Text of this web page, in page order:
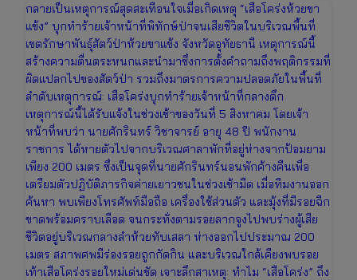
กลายเป็นเหตุการณ์สุดสะเทือนใจเมื่อเกิดเหตุ “เสือโคร่งห้วยขา
แข้ง” บุกทำร้ายเจ้าหน้าที่พิทักษ์ป่าจนเสียชีวิตในบริเวณพื้นที่
เขตรักษาพันธุ์สัตว์ป่าห้วยขาแข้ง จังหวัดอุทัยธานี เหตุการณ์นี้
สร้างความตื่นตระหนกและนำมาซึ่งการตั้งคำถามถึงพฤติกรรมที่
ผิดแปลกไปของสัตว์ป่า รวมถึงมาตรการความปลอดภัยในพื้นที่
ลำดับเหตุการณ์: เสือโคร่งบุกทำร้ายเจ้าหน้าที่กลางดึก
เหตุการณ์นี้ได้รับแจ้งในช่วงเช้าของวันที่ 5 สิงหาคม โดยเจ้า
หน้าที่พบว่า นายศักรินทร์ วิชาจารย์ อายุ 48 ปี พนักงาน
ราชการ ได้หายตัวไปจากบริเวณศาลาพักที่อยู่ห่างจากป้อมยาม
เพียง 200 เมตร ซึ่งเป็นจุดที่นายศักรินทร์นอนพักค้างคืนเพื่อ
เตรียมตัวปฏิบัติภารกิจค่ายเยาวชนในช่วงเช้ามืด เมื่อทีมงานออก
ค้นหา พบเพียงโทรศัพท์มือถือ เครื่องใช้ส่วนตัว และมุ้งที่มีรอยฉีก
ขาดพร้อมคราบเลือด จนกระทั่งตามรอยลากจูงไปพบร่างผู้เสีย
ชีวิตอยู่บริเวณกลางลำห้วยทับเสลา ห่างออกไปประมาณ 200
เมตร สภาพศพมีร่องรอยถูกกัดกิน และบริเวณใกล้เคียงพบรอย
เท้าเสือโคร่งรอยใหม่เด่นชัด เจาะลึกสาเหตุ: ทำไม “เสือโคร่ง” ถึง